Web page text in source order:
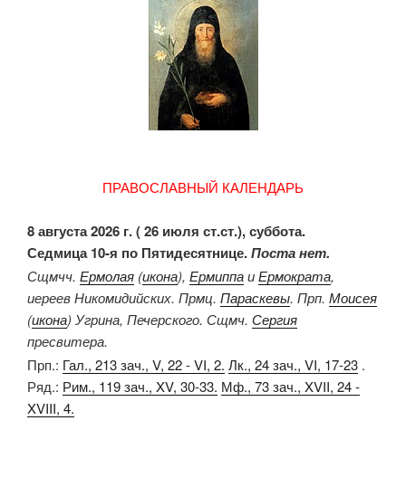
ПРАВОСЛАВНЫЙ КАЛЕНДАРЬ
8 августа 2026 г. ( 26 июля ст.ст.), суббота.
Седмица 10-я по Пятидесятнице.Поста нет.
Сщмчч. Ермолая (икона), ЕрмиппаиЕрмократа,
иереев Никомидийских. Прмц. Параскевы. Прп. Моисея
(икона) Угрина, Печерского. Сщмч. Сергия
пресвитера.
Прп.: Гал., 213 зач., V, 22 - VI, 2. Лк., 24 зач., VI, 17-23 .
Ряд.: Рим., 119 зач., XV, 30-33. Мф., 73 зач., XVII, 24 -
XVIII, 4.